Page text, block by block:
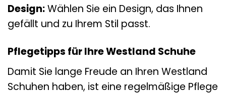
Design:Wählen Sie ein Design, das Ihnen
gefällt und zu Ihrem Stil passt.
Pflegetipps für Ihre Westland Schuhe
Damit Sie lange Freude an Ihren Westland
Schuhen haben, ist eine regelmäßige Pflege